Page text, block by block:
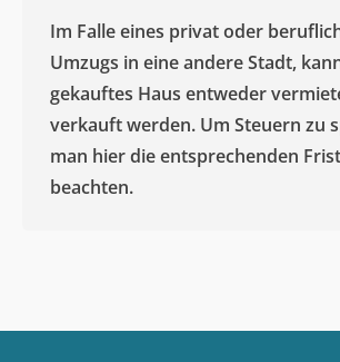
Im Falle eines privat oder
Umzugs in eine andere Stadt,
gekauftes Haus entweder
verkauft werden. Um Steuern zu
man hier die entsprechenden
beachten.